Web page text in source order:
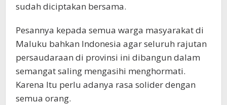
sudah diciptakan bersama.
Pesannya kepada semua warga masyarakat di
Maluku bahkan Indonesia agar seluruh rajutan
persaudaraan di provinsi ini dibangun dalam
semangat saling mengasihi menghormati.
Karena Itu perlu adanya rasa solider dengan
semua orang.